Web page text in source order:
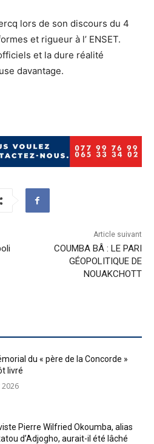
lors de son discours du 4
et rigueur à l’ ENSET.
et la dure réalité
davantage.
Article suivant
COUMBA BÂ : LE PARI
GÉOPOLITIQUE DE
NOUAKCHOTT
du « père de la Concorde »
livré
2026
Pierre Wilfried Okoumba, alias
d’Adjogho, aurait-il été lâché